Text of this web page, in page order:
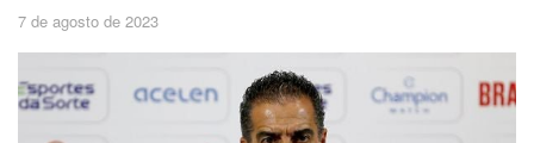
7 de agosto de 2023